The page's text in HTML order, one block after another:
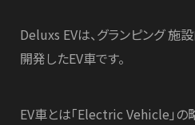
Deluxs EVは、グランピング 施
開発したEV車です。
EV車とは「Electric Vehicle」の